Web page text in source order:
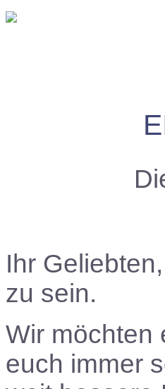
Ihr Geliebten
zu sein.
Wir möchten
euch immer